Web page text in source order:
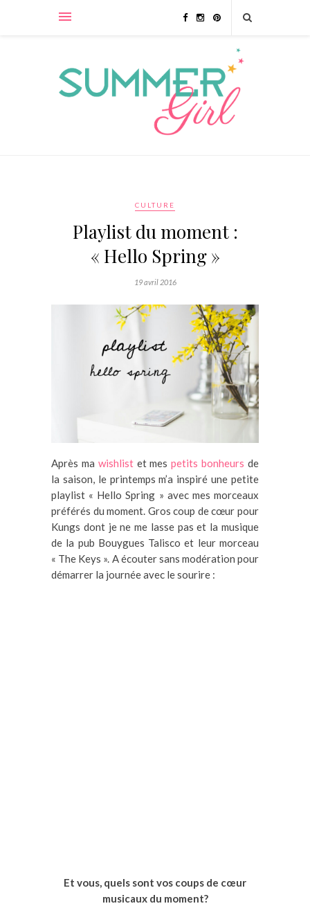
CULTURE
Playlist du moment :
« Hello Spring »
19 avril 2016
Après ma wishlist et mespetits bonheurs de
la saison, le printemps m’a inspiré une petite
playlist « Hello Spring » avec mes morceaux
préférés du moment. Gros coup de cœur pour
Kungs dont je ne me lasse pas et la musique
de la pub Bouygues Talisco et leur morceau
« The Keys ». A écouter sans modération pour
démarrer la journée avec le sourire :
Et vous, quels sont vos coups de cœur
musicaux du moment?